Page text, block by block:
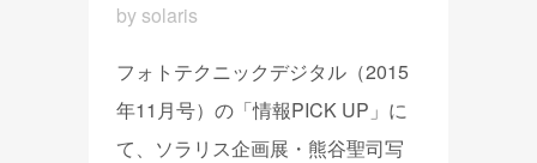
by solaris
フォトテクニックデジタル（2015
年11月号）の「情報PICK UP」に
て、ソラリス企画展・熊谷聖司写